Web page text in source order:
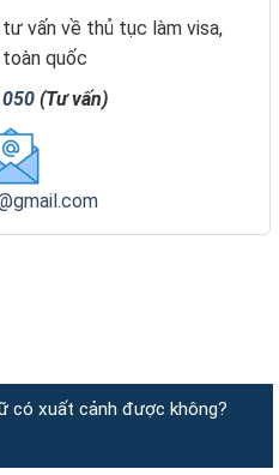
vấn về thủ tục làm visa,
toàn quốc
(Tư vấn)
có xuất cảnh được không?